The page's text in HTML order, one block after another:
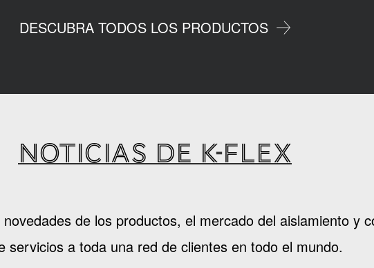
DESCUBRA TODOS LOS PRODUCTOS
NOTICIAS DE K-FLEX
de los productos, el mercado del aislamiento y
servicios a toda una red de clientes en todo el mundo.